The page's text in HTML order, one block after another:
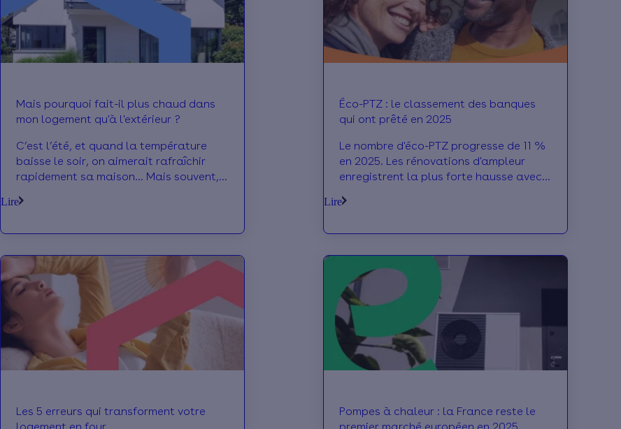
Mais pourquoi fait-il plus chaud dans
mon logement qu'à l'extérieur ?
C’est l’été, et quand la température
baisse le soir, on aimerait rafraîchir
rapidement sa maison… Mais souvent,
pas autant que dehors, malgré une
logement garde-t-il la chaleur ?
Comment le rafraîchir quand même ?
On fait le tour des questions ensemble !
Lire
Éco-PTZ : le classement des banques
qui ont prêté en 2025
Le nombre d'éco-PTZ progresse de 11 %
en 2025. Les rénovations d'ampleur
enregistrent la plus forte hausse avec
Lire
Les 5 erreurs qui transforment votre
Pompes à chaleur : la France reste le